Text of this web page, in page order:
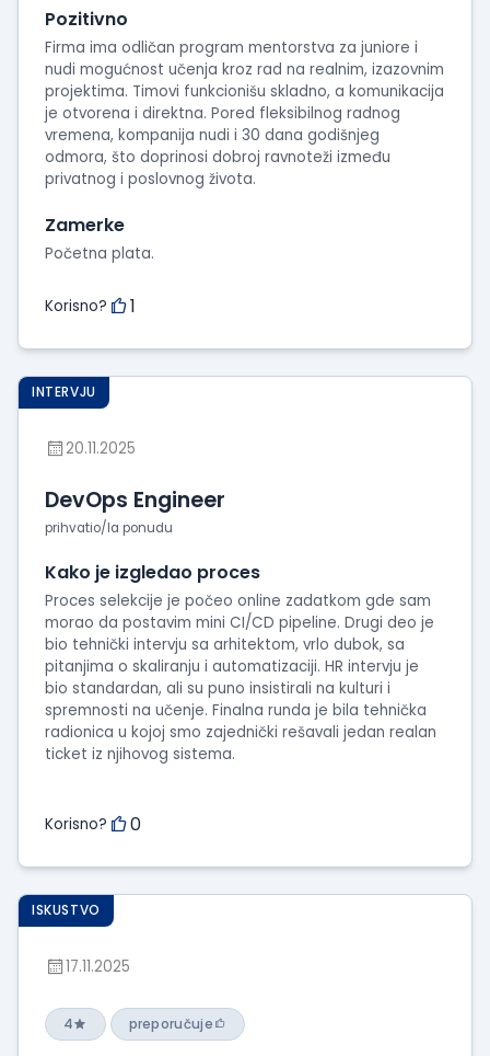
Pozitivno
Firma ima odličan program mentorstva za juniore i
nudi mogućnost učenja kroz rad na realnim, izazovnim
projektima. Timovi funkcionišu skladno, a komunikacija
je otvorena i direktna. Pored fleksibilnog radnog
vremena, kompanija nudi i 30 dana godišnjeg
odmora, što doprinosi dobroj ravnoteži između
privatnog i poslovnog života.
Zamerke
Početna plata.
Korisno? 1
INTERVJU
20.11.2025
DevOps Engineer
prihvatio/la ponudu
Kako je izgledao proces
Proces selekcije je počeo online zadatkom gde sam
morao da postavim mini CI/CD pipeline. Drugi deo je
bio tehnički intervju sa arhitektom, vrlo dubok, sa
pitanjima o skaliranju i automatizaciji. HR intervju je
bio standardan, ali su puno insistirali na kulturi i
spremnosti na učenje. Finalna runda je bila tehnička
radionica u kojoj smo zajednički rešavali jedan realan
ticket iz njihovog sistema.
Korisno? 0
ISKUSTVO
17.11.2025
4 preporučuje